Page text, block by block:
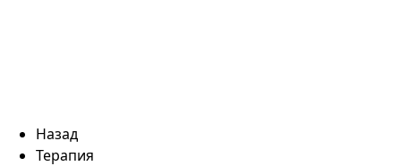
Назад
Терапия